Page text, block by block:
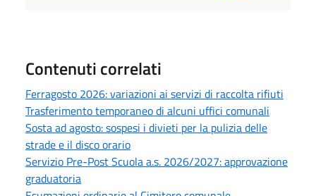
Contenuti correlati
Ferragosto 2026: variazioni ai servizi di raccolta rifiuti
Trasferimento temporaneo di alcuni uffici comunali
Sosta ad agosto: sospesi i divieti per la pulizia delle
strade e il disco orario
Servizio Pre-Post Scuola a.s. 2026/2027: approvazione
graduatoria